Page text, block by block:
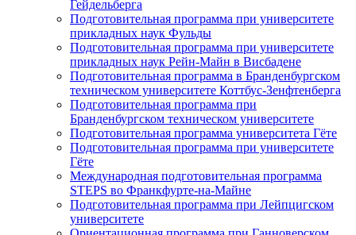
Гейдельберга
Подготовительная программа при университете
прикладных наук Фульды
Подготовительная программа при университете
прикладных наук Рейн-Майн в Висбадене
Подготовительная программа в Бранденбургском
техническом университете Коттбус-Зенфтенберга
Подготовительная программа при
Бранденбургском техническом университете
Подготовительная программа университета Гёте
Подготовительная программа при университете
Гёте
Международная подготовительная программа
STEPS во Франкфурте-на-Майне
Подготовительная программа при Лейпцигском
университете